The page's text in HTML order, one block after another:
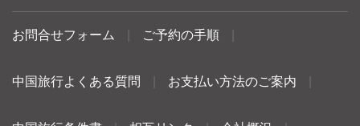
お問合せフォーム ご予約の手順
中国旅行よくある質問 お支払い方法のご案内